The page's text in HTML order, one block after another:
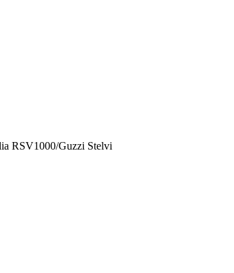
RSV1000/Guzzi Stelvi